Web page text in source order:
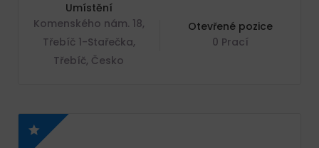
Umístění
Komenského nám. 18,
Třebíč 1-Stařečka,
Třebíč, Česko
Otevřené pozice
0 Prací